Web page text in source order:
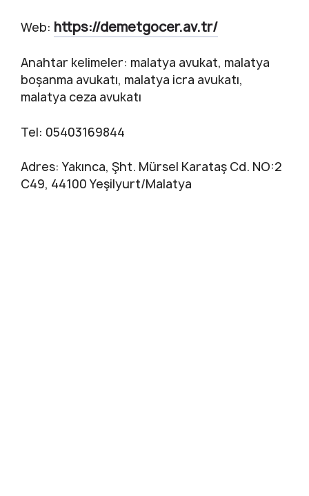
Web: https://demetgocer.av.tr/
Anahtar kelimeler: malatya avukat, malatya
boşanma avukatı, malatya icra avukatı,
malatya ceza avukatı
Tel: 05403169844
Adres: Yakınca, Şht. Mürsel Karataş Cd. NO:2
C49, 44100 Yeşilyurt/Malatya